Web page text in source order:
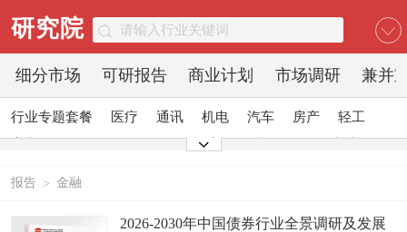
研究院
细分市场 可研报告 商业计划 市场调研 兼并
行业专题套餐 医疗 通讯 机电 汽车 房产
轻工
酒店
报告 > 金融
2026-2030年中国债券行业全景调研及发展